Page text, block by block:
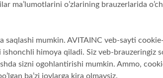
o’zlarining brauzerlarida
saqlashi mumkin. AVITAINC veb-sayti
himoya qiladi. Siz veb-brauzeringiz
sizni ogohlantirishi mumkin. Ammo,
ba’zi joylarga kira olmaysiz.